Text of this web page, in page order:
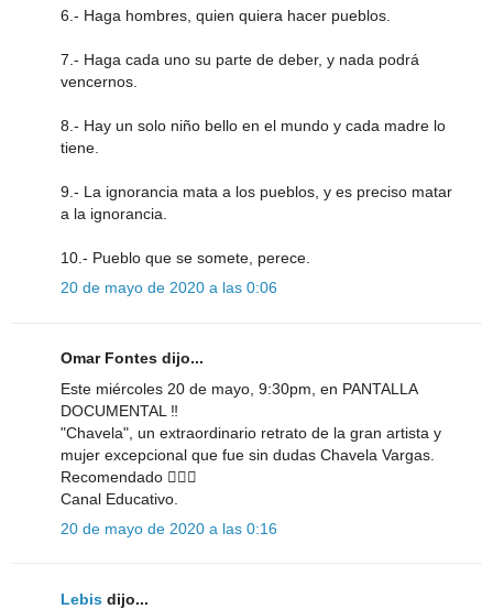
6.- Haga hombres, quien quiera hacer pueblos.
7.- Haga cada uno su parte de deber, y nada podrá
vencernos.
8.- Hay un solo niño bello en el mundo y cada madre lo
tiene.
9.- La ignorancia mata a los pueblos, y es preciso matar
a la ignorancia.
10.- Pueblo que se somete, perece.
20 de mayo de 2020 a las 0:06
Omar Fontes dijo...
Este miércoles 20 de mayo, 9:30pm, en PANTALLA
DOCUMENTAL ‼
"Chavela", un extraordinario retrato de la gran artista y
mujer excepcional que fue sin dudas Chavela Vargas.
Recomendado 👍🏻💯
Canal Educativo.
20 de mayo de 2020 a las 0:16
Lebis dijo...